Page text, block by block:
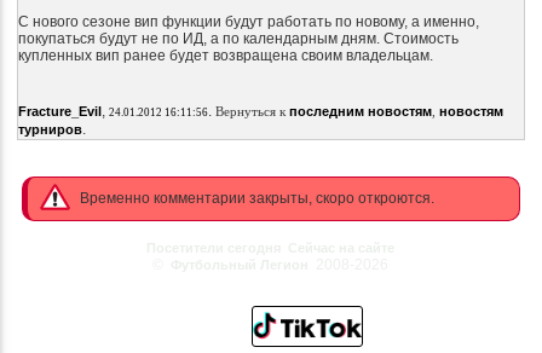
С нового сезоне вип функции будут работать по новому, а именно,
покупаться будут не по ИД, а по календарным дням. Стоимость
купленных вип ранее будет возвращена своим владельцам.
Fracture_Evil, 24.01.2012 16:11:56. Вернуться к последним новостям, новостям
турниров.
Временно комментарии закрыты, скоро откроются.